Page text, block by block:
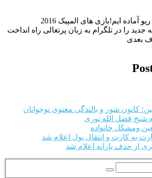
داعش: برای المپیک ریو آماده ایم!بازی های المپیک 2016
جدید را در تلگرام به زبان پرتغالی راه انداخت
بعدی
کانون شور و بالندگی معنوی نوجوانان
شیخ فضل الله نوری
ومشکل خانواده
به کارت و انتقال پول اعلام شد
از حذف یارانه اعلام شد